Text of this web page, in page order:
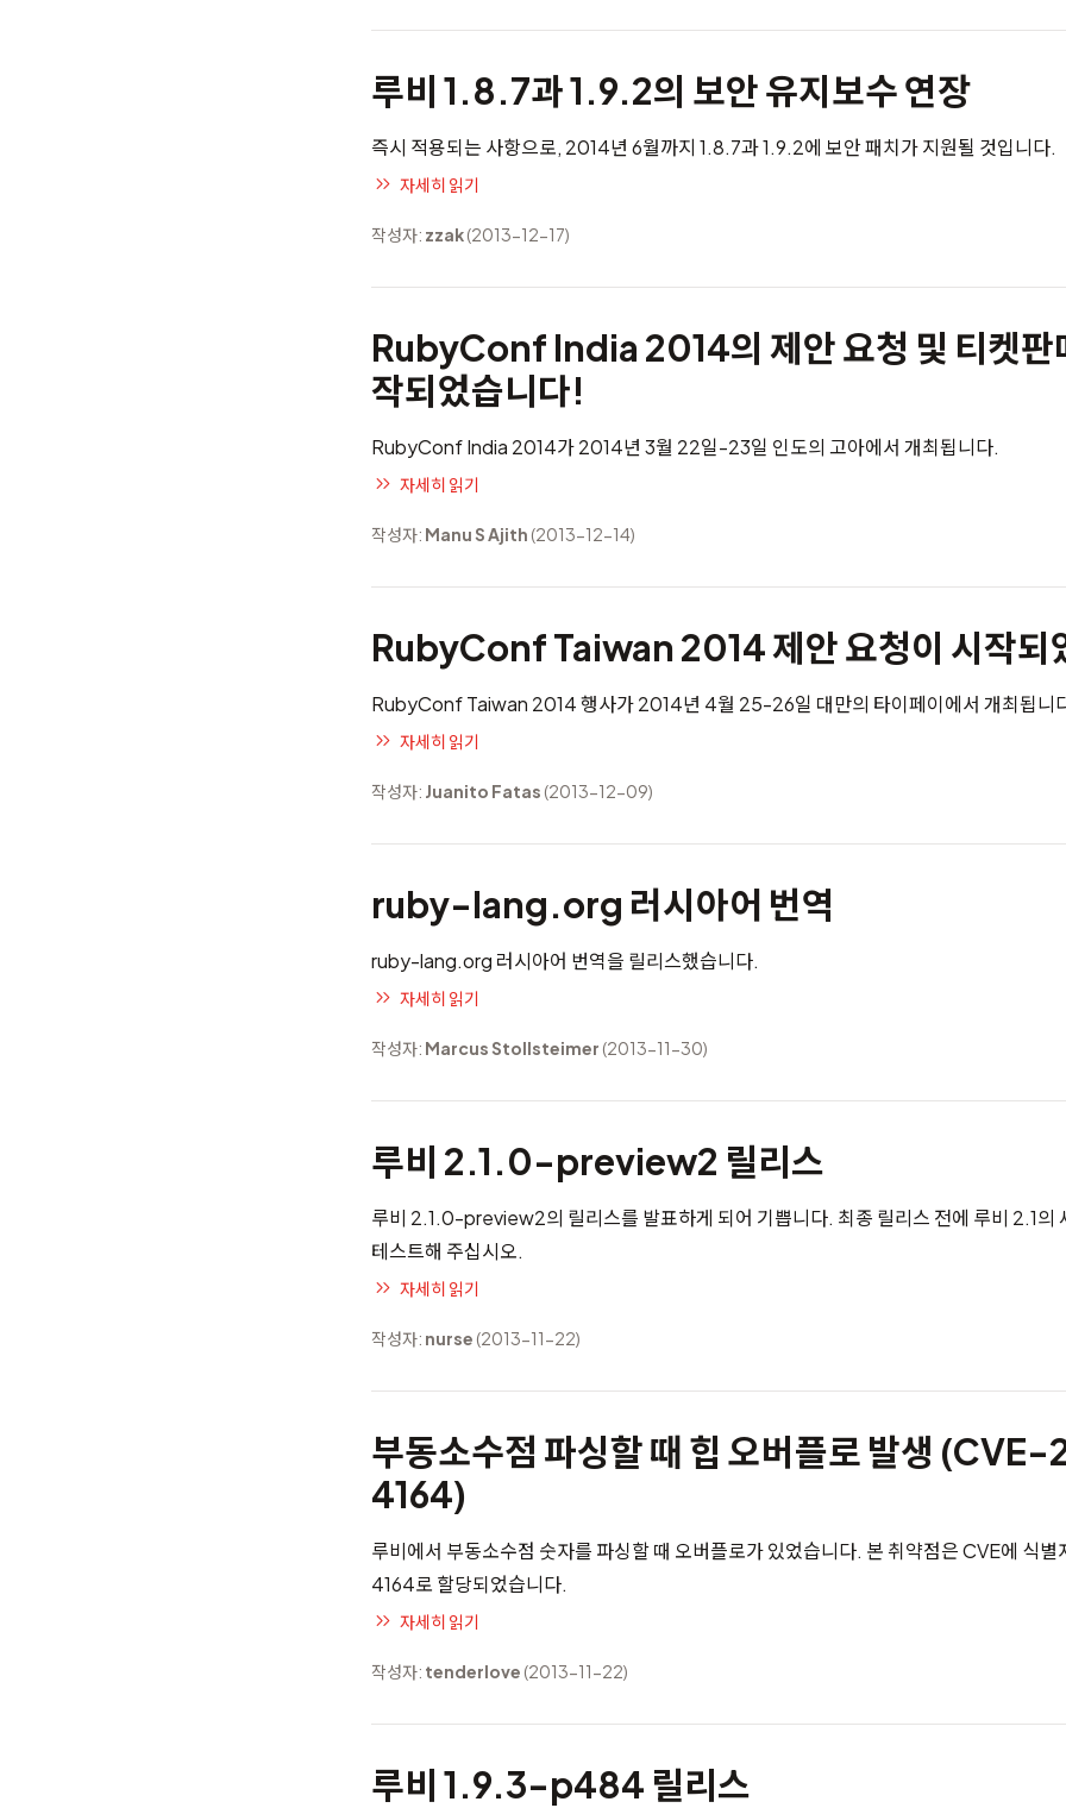
루비 1.8.7과 1.9.2의 보안 유지보수 연장
즉시 적용되는 사항으로, 2014년 6월까지 1.8.7과 1.9.2에 보안 패치가 지원될 것입니다.
자세히 읽기
작성자: zzak(2013-12-17)
RubyConf India 2014의 제안 요청 및 티켓판
작되었습니다!
RubyConf India 2014가 2014년 3월 22일-23일 인도의 고아에서 개최됩니다.
자세히 읽기
작성자: Manu S Ajith (2013-12-14)
RubyConf Taiwan 2014 제안 요청이 시작되
RubyConf Taiwan 2014 행사가 2014년 4월 25-26일 대만의 타이페이에서 개최됩니
자세히 읽기
작성자: Juanito Fatas (2013-12-09)
ruby-lang.org 러시아어 번역
ruby-lang.org 러시아어 번역을 릴리스했습니다.
자세히 읽기
작성자: Marcus Stollsteimer (2013-11-30)
루비 2.1.0-preview2 릴리스
루비 2.1.0-preview2의 릴리스를 발표하게 되어 기쁩니다. 최종 릴리스 전에 루비 2.1의
테스트해 주십시오.
자세히 읽기
작성자: nurse (2013-11-22)
부동소수점 파싱할 때 힙 오버플로 발생
4164)
루비에서 부동소수점 숫자를 파싱할 때 오버플로가 있었습니다. 본 취약점은 CVE에 식
4164로 할당되었습니다.
자세히 읽기
작성자: tenderlove (2013-11-22)
루비 1.9.3-p484 릴리스